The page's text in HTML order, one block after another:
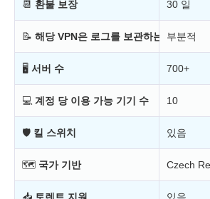
📆 환불 보장 30 일
📝 해당 VPN은 로그를 보관하는가?부분적
🖥 서버 수 700+
💻 계정 당 이용 가능 기기 수 10
🛡 킬 스위치 있음
🗺 국가 기반 Czech